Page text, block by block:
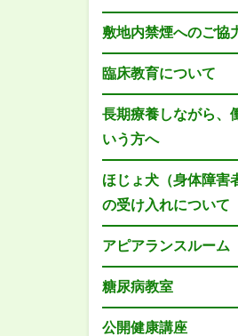
敷地内禁煙へのご協
臨床教育について
長期療養しながら、
いう方へ
ほじょ犬（身体障害
の受け入れについて
アピアランスルーム
糖尿病教室
公開健康講座